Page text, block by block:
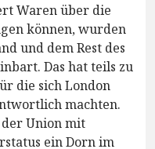
Waren über die
können, wurden
und dem Rest des
Das hat teils zu
die sich London
machten.
Union mit
ein Dorn im